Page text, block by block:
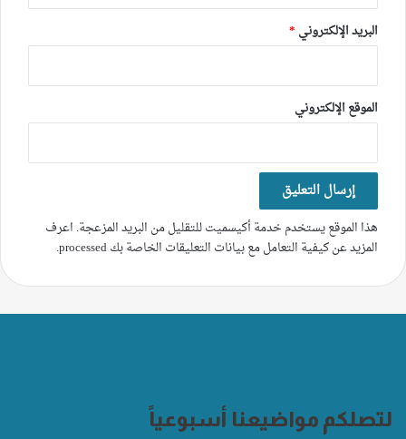
البريد الإلكتروني *
الموقع الإلكتروني
هذا الموقع يستخدم خدمة أكيسميت للتقليل من البريد المزعجة. اعرف
المزيد عن كيفية التعامل مع بيانات التعليقات الخاصة بك processed
.
لتصلكم مواضيعنا أسبوعياً